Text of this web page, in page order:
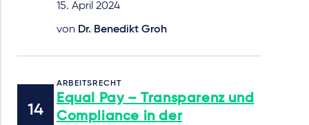
15. April 2024
von Dr. Benedikt Groh
ARBEITSRECHT
Equal Pay – Transparenz und
Compliance in der